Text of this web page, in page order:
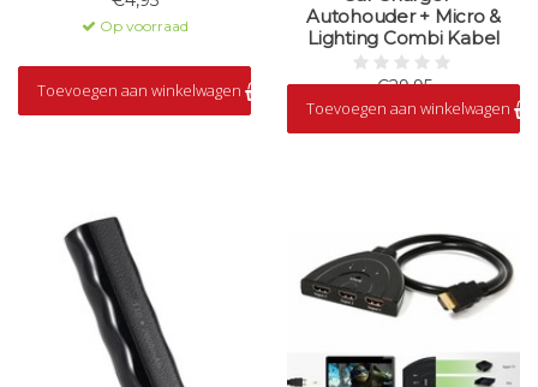
Op voorraad
Toevoegen aan winkelwagen
Autohouder + Micro &
Lighting Combi Kabel
€29,95
Op voorraad
Toevoegen aan winkelwagen